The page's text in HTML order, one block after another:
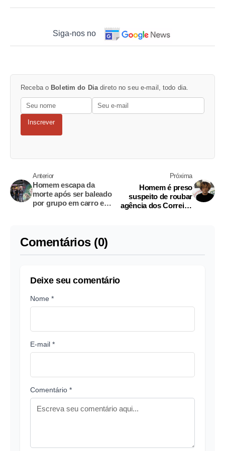
Siga-nos no
Receba o Boletim do Dia direto no seu e-mail, todo dia.
Inscrever
Anterior
Homem escapa da
morte após ser baleado
por grupo em carro em
Próxima
Homem é preso
suspeito de roubar
agência dos Correios
Comentários (0)
Deixe seu comentário
Nome *
E-mail *
Comentário *